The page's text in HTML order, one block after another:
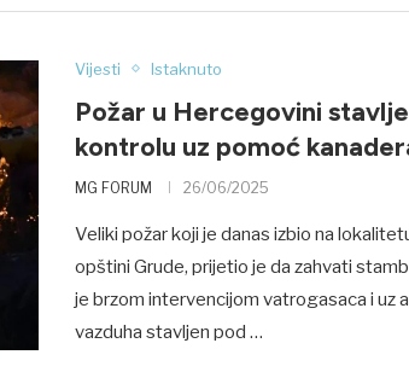
Vijesti Istaknuto
Požar u Hercegovini
kontrolu uz pomoć
MG FORUM 26/06/2025
Veliki požar koji je danas izbio na
opštini Grude, prijetio je da zahvati
je brzom intervencijom vatrogasaca i uz
vazduha stavljen pod …